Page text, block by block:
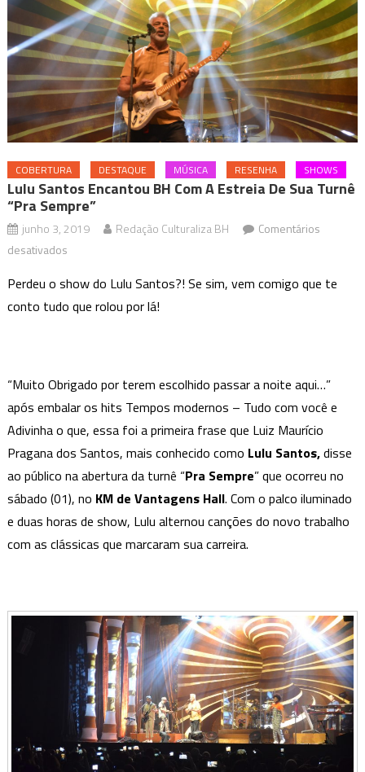
COBERTURA DESTAQUE MÚSICA RESENHA SHOWS
Lulu Santos Encantou BH Com A Estreia De Sua Turnê
“Pra Sempre”
junho 3, 2019 Redação Culturaliza BH
Comentários
desativadosem
Santos
encantou
estreia
de
sua
turnê
“Pra
Sempre”
Perdeu o show do Lulu Santos?! Se sim, vem comigo que te
conto tudo que rolou por lá!
“Muito Obrigado por terem escolhido passar a noite aqui…”
após embalar os hits Tempos modernos – Tudo com você e
Adivinha o que, essa foi a primeira frase que Luiz Maurício
Pragana dos Santos, mais conhecido como Lulu Santos,disse
ao público na abertura da turnê “Pra Sempre” que ocorreu no
sábado (01), no KM de Vantagens Hall. Com o palco iluminado
e duas horas de show, Lulu alternou canções do novo trabalho
com as clássicas que marcaram sua carreira.